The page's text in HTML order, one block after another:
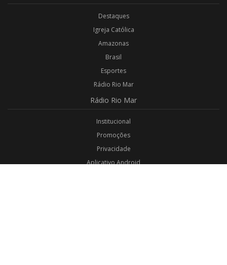
Destaques
Igreja Católica
Amazonas
Brasil
Esportes
Rádio Rio Mar
Rádio Rio Mar
Institucional
Promoções
Privacidade
Aplicativo Android